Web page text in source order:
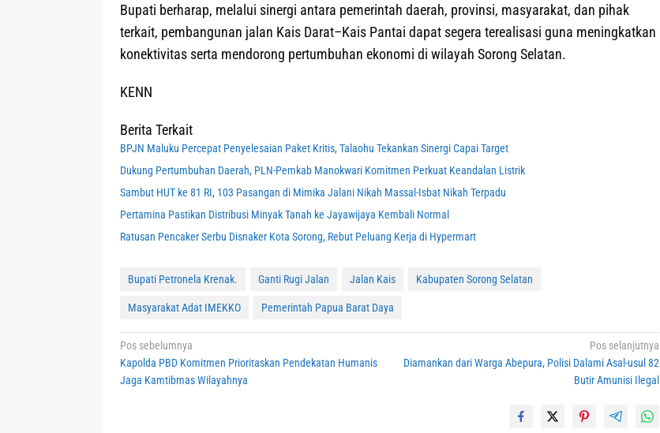
Bupati berharap, melalui sinergi antara pemerintah daerah, provinsi, masyarakat, dan pihak
terkait, pembangunan jalan Kais Darat–Kais Pantai dapat segera terealisasi guna meningkatkan
konektivitas serta mendorong pertumbuhan ekonomi di wilayah Sorong Selatan.
KENN
Berita Terkait
BPJN Maluku Percepat Penyelesaian Paket Kritis, Talaohu Tekankan Sinergi Capai Target
Dukung Pertumbuhan Daerah, PLN-Pemkab Manokwari Komitmen Perkuat Keandalan Listrik
Sambut HUT ke 81 RI, 103 Pasangan di Mimika Jalani Nikah Massal-Isbat Nikah Terpadu
Pertamina Pastikan Distribusi Minyak Tanah ke Jayawijaya Kembali Normal
Ratusan Pencaker Serbu Disnaker Kota Sorong, Rebut Peluang Kerja di Hypermart
Bupati Petronela Krenak. Ganti Rugi Jalan Jalan Kais Kabupaten Sorong Selatan
Masyarakat Adat IMEKKO Pemerintah Papua Barat Daya
Navigasi
pos
Pos sebelumnya
Kapolda PBD Komitmen Prioritaskan Pendekatan Humanis
Jaga Kamtibmas Wilayahnya
Pos selanjutnya
Diamankan dari Warga Abepura, Polisi Dalami Asal-usul 82
Butir Amunisi Ilegal